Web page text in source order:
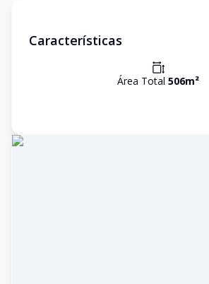
Características
Área Total 506m²